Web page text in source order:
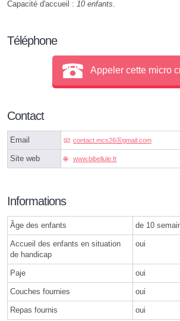
Capacité d'accueil : 10 enfants
Téléphone
Appeler cette micro
Contact
Email contact.mcs26ⓐgmail.com
Site web www.bibellule.fr
Informations
Âge des enfants de 10
Accueil des enfants en situation
de handicap
oui
Paje oui
Couches fournies oui
Repas fournis oui